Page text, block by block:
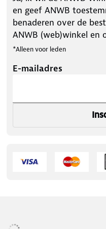
en geef ANWB
benaderen over de
ANWB (web)winkel en
*Alleen voor leden
E-mailadres